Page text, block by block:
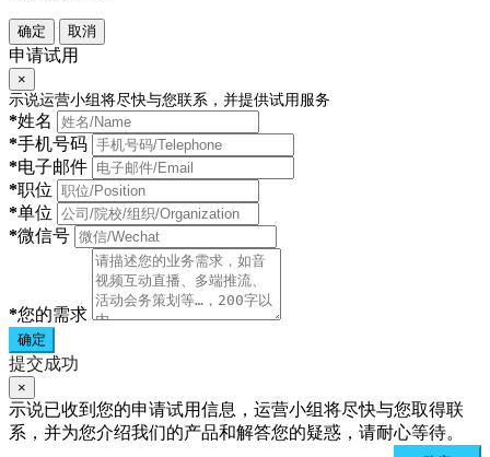
确定 取消
申请试用
×
示说运营小组将尽快与您联系，并提供试用服务
*姓名
*手机号码
*电子邮件
*职位
*单位
*微信号
*您的需求
确定
提交成功
×
示说已收到您的申请试用信息，运营小组将尽快与您取得联
系，并为您介绍我们的产品和解答您的疑惑，请耐心等待。